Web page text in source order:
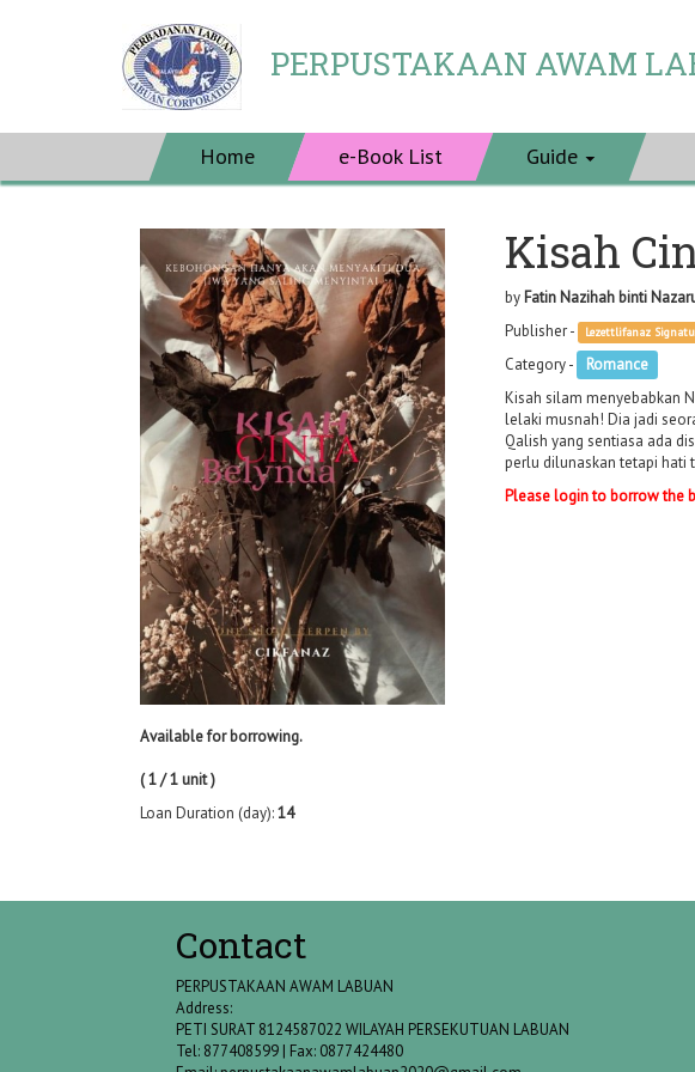
PERPUSTAKAAN AWAM
Home e-Book List Guide
Available for borrowing.
( 1 / 1 unit )
Loan Duration (day):14
Kisah
by Fatin Nazihah binti
Publisher -
Lezettlifanaz
Category -
Romance
Kisah silam menyebabkan
lelaki musnah! Dia jadi
Qalish yang sentiasa ada
perlu dilunaskan tetapi hati
Please login to borrow the
Contact
PERPUSTAKAAN AWAM LABUAN
Address:
PETI SURAT 8124587022 WILAYAH PERSEKUTUAN LABUAN
Tel: 877408599 | Fax: 0877424480